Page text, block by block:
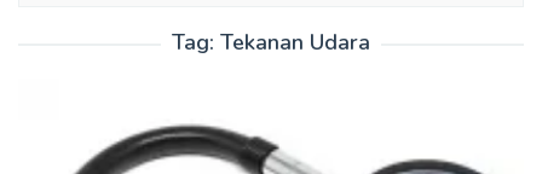
Tag: Tekanan Udara